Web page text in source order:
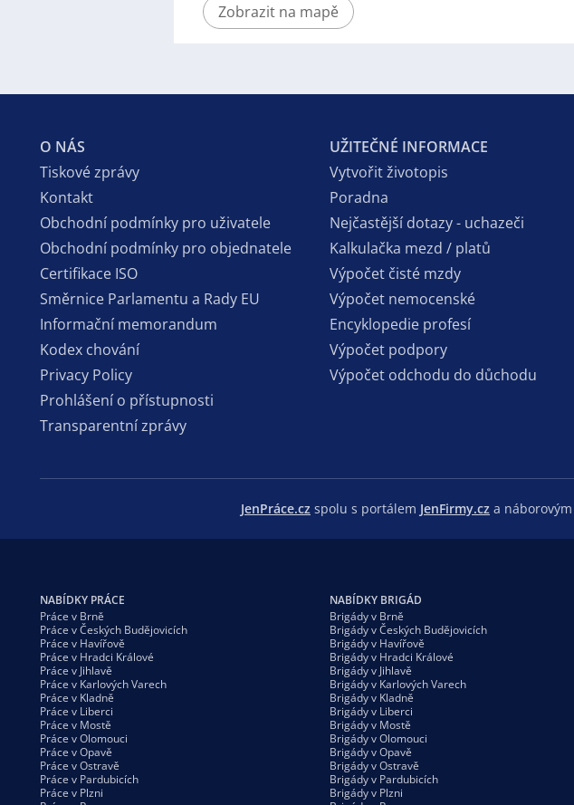
Zobrazit na mapě
O NÁS
Tiskové zprávy
Kontakt
Obchodní podmínky pro uživatele
Obchodní podmínky pro objednatele
Certifikace ISO
Směrnice Parlamentu a Rady EU
Informační memorandum
Kodex chování
Privacy Policy
Prohlášení o přístupnosti
Transparentní zprávy
UŽITEČNÉ INFORMACE
Vytvořit životopis
Poradna
Nejčastější dotazy - uchazeči
Kalkulačka mezd / platů
Výpočet čisté mzdy
Výpočet nemocenské
Encyklopedie profesí
Výpočet podpory
Výpočet odchodu do důchodu
JenPráce.cz spolu s portálem JenFirmy.cz a
NABÍDKY PRÁCE
Práce v Brně
Práce v Českých Budějovicích
Práce v Havířově
Práce v Hradci Králové
Práce v Jihlavě
Práce v Karlových Varech
Práce v Kladně
Práce v Liberci
Práce v Mostě
Práce v Olomouci
Práce v Opavě
Práce v Ostravě
Práce v Pardubicích
Práce v Plzni
NABÍDKY BRIGÁD
Brigády v Brně
Brigády v Českých Budějovicích
Brigády v Havířově
Brigády v Hradci Králové
Brigády v Jihlavě
Brigády v Karlových Varech
Brigády v Kladně
Brigády v Liberci
Brigády v Mostě
Brigády v Olomouci
Brigády v Opavě
Brigády v Ostravě
Brigády v Pardubicích
Brigády v Plzni